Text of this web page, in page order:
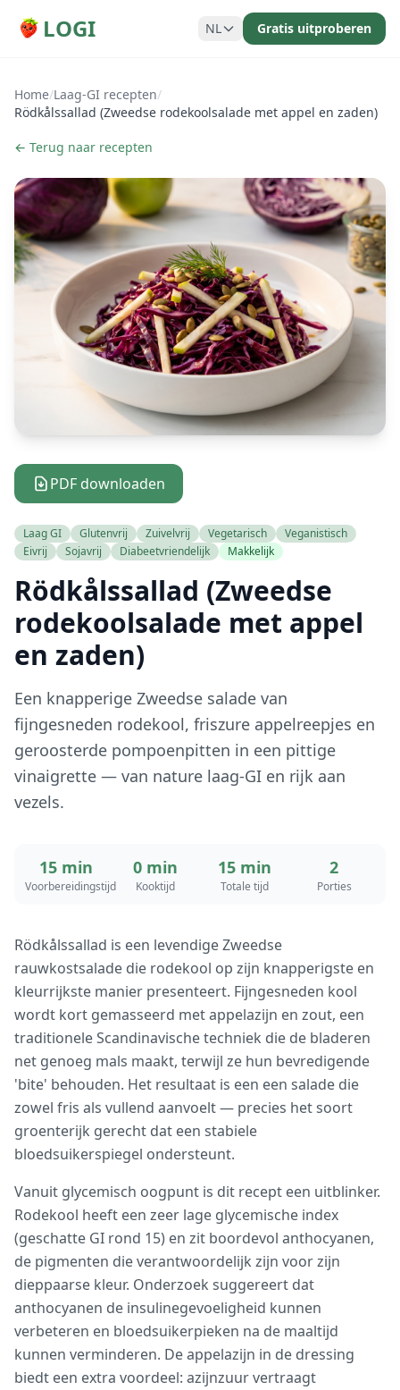
LOGI NL Gratis uitproberen
Home/Laag-GI recepten/
Rödkålssallad (Zweedse rodekoolsalade met appel en zaden)
← Terug naar recepten
PDF downloaden
Laag GI Glutenvrij Zuivelvrij Vegetarisch
Veganistisch
Eivrij
Sojavrij Diabeetvriendelijk Makkelijk
Rödkålssallad (Zweedse
rodekoolsalade met appel
en zaden)
Een knapperige Zweedse salade van
fijngesneden rodekool, friszure appelreepjes en
geroosterde pompoenpitten in een pittige
vinaigrette — van nature laag-GI en rijk aan
vezels.
15 min
Voorbereidingstijd
0 min
Kooktijd
15 min
Totale tijd
2
Porties
Rödkålssallad is een levendige Zweedse
rauwkostsalade die rodekool op zijn knapperigste en
kleurrijkste manier presenteert. Fijngesneden kool
wordt kort gemasseerd met appelazijn en zout, een
traditionele Scandinavische techniek die de bladeren
net genoeg mals maakt, terwijl ze hun bevredigende
'bite' behouden. Het resultaat is een een salade die
zowel fris als vullend aanvoelt — precies het soort
groenterijk gerecht dat een stabiele
bloedsuikerspiegel ondersteunt.
Vanuit glycemisch oogpunt is dit recept een uitblinker.
Rodekool heeft een zeer lage glycemische index
(geschatte GI rond 15) en zit boordevol anthocyanen,
de pigmenten die verantwoordelijk zijn voor zijn
dieppaarse kleur. Onderzoek suggereert dat
anthocyanen de insulinegevoeligheid kunnen
verbeteren en bloedsuikerpieken na de maaltijd
kunnen verminderen. De appelazijn in de dressing
biedt een extra voordeel: azijnzuur vertraagt